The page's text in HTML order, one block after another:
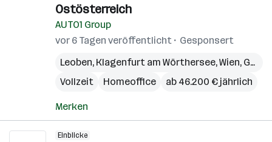
Ostösterreich
AUTO1 Group
vor 6 Tagen veröffentlicht
Gesponsert
Leoben, Klagenfurt am Wörthersee,Wien, Graz
Vollzeit
Homeoffice ab 46.200 € jährlich
Merken
Einblicke